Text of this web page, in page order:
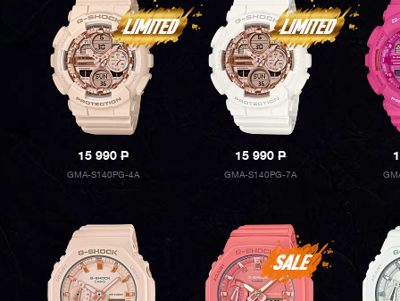
15 990P
GMA-S140PG-4A
15 990P
GMA-S140PG-7A